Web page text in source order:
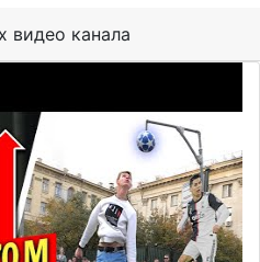
видео канала